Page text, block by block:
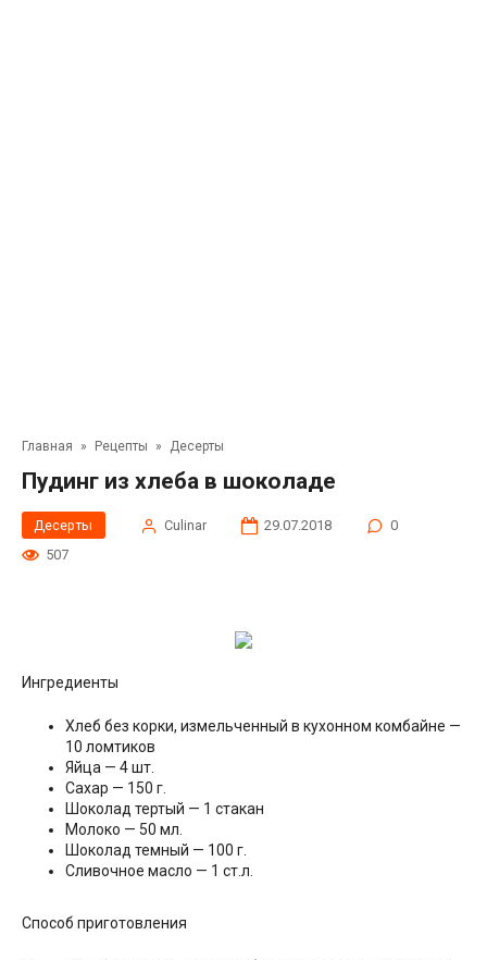
Главная » Рецепты » Десерты
Пудинг из хлеба в шоколаде
Десерты Сulinar 29.07.2018
0
507
Ингредиенты
Хлеб без корки, измельченный в кухонном комбайне —
10 ломтиков
Яйца — 4 шт.
Сахар — 150 г.
Шоколад тертый — 1 стакан
Молоко — 50 мл.
Шоколад темный — 100 г.
Сливочное масло — 1 ст.л.
Способ приготовления